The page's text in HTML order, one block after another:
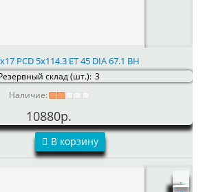
PCD 5x114.3 ET 45 DIA 67.1 BH
склад (шт.): 3
Наличие:
10880р.
В корзину